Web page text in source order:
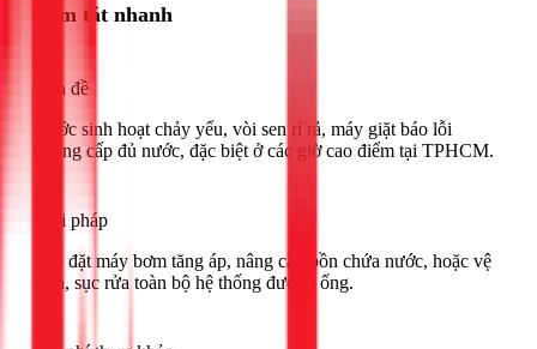
Tóm tắt nhanh
Vấn đề
Nước sinh hoạt chảy yếu, vòi sen rỉ rả, máy giặt báo lỗi
không cấp đủ nước, đặc biệt ở các giờ cao điểm tại TPHCM.
Giải pháp
Lắp đặt máy bơm tăng áp, nâng cao bồn chứa nước, hoặc vệ
sinh, sục rửa toàn bộ hệ thống đường ống.